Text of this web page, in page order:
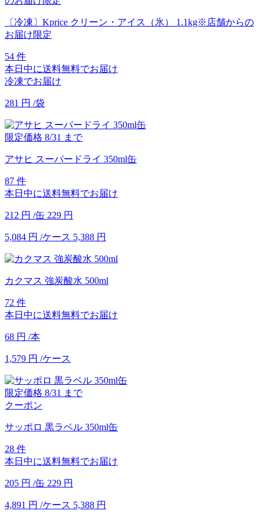
〔冷凍〕Kprice クリーン・アイス（氷） 1.1kg※店舗からの
お届け限定
54 件
本日中に送料無料でお届け
冷凍でお届け
281 円 /袋
限定価格 8/31 まで
アサヒ スーパードライ 350ml缶
87 件
本日中に送料無料でお届け
212 円 /缶 229 円
5,084 円 /ケース 5,388 円
カクマス 強炭酸水 500ml
72 件
本日中に送料無料でお届け
68 円 /本
1,579 円 /ケース
限定価格 8/31 まで
クーポン
サッポロ 黒ラベル 350ml缶
28 件
本日中に送料無料でお届け
205 円 /缶 229 円
4,891 円 /ケース 5,388 円